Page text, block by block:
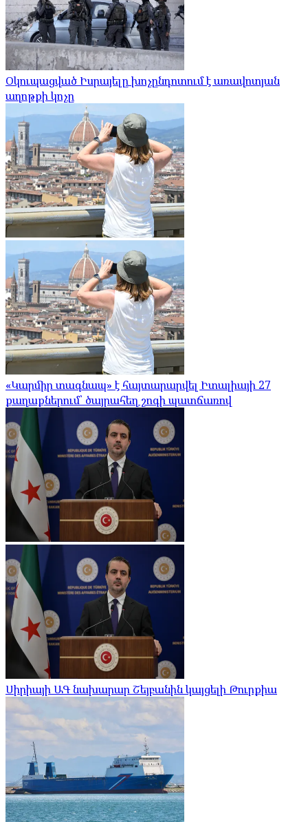
Օկուպացված Իսրայելը խոչընդոտում է առավոտյան
աղոթքի կոչը
«Կարմիր տագնապ» է հայտարարվել Իտալիայի 27
քաղաքներում՝ ծայրահեղ շոգի պատճառով
Սիրիայի ԱԳ նախարար Շեյբանին կայցելի Թուրքիա